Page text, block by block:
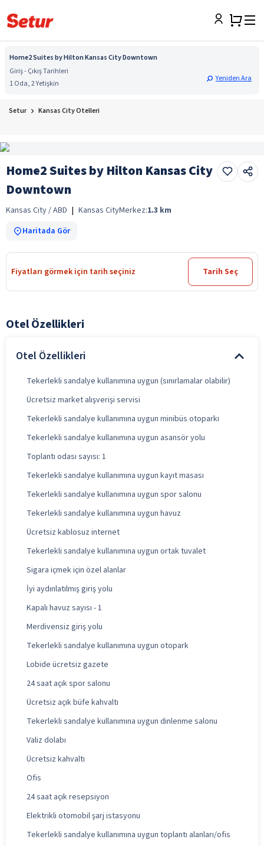
Home2 Suites by Hilton Kansas City Downtown
Giriş - Çıkış Tarihleri
1 Oda, 2 Yetişkin
Yeniden Ara
Setur Kansas City Otelleri
Home2 Suites by Hilton Kansas City
Downtown
Kansas City / ABD | Kansas CityMerkez:1.3 km
Haritada Gör
Fiyatları görmek için tarih seçiniz Tarih Seç
Otel Özellikleri
Otel Özellikleri
Tekerlekli sandalye kullanımına uygun (sınırlamalar olabilir)
Ücretsiz market alışverişi servisi
Tekerlekli sandalye kullanımına uygun minibüs otoparkı
Tekerlekli sandalye kullanımına uygun asansör yolu
Toplantı odası sayısı: 1
Tekerlekli sandalye kullanımına uygun kayıt masası
Tekerlekli sandalye kullanımına uygun spor salonu
Tekerlekli sandalye kullanımına uygun havuz
Ücretsiz kablosuz internet
Tekerlekli sandalye kullanımına uygun ortak tuvalet
Sigara içmek için özel alanlar
İyi aydınlatılmış giriş yolu
Kapalı havuz sayısı - 1
Merdivensiz giriş yolu
Tekerlekli sandalye kullanımına uygun otopark
Lobide ücretsiz gazete
24 saat açık spor salonu
Ücretsiz açık büfe kahvaltı
Tekerlekli sandalye kullanımına uygun dinlenme salonu
Valiz dolabı
Ücretsiz kahvaltı
Ofis
24 saat açık resepsiyon
Elektrikli otomobil şarj istasyonu
Tekerlekli sandalye kullanımına uygun toplantı alanları/ofis